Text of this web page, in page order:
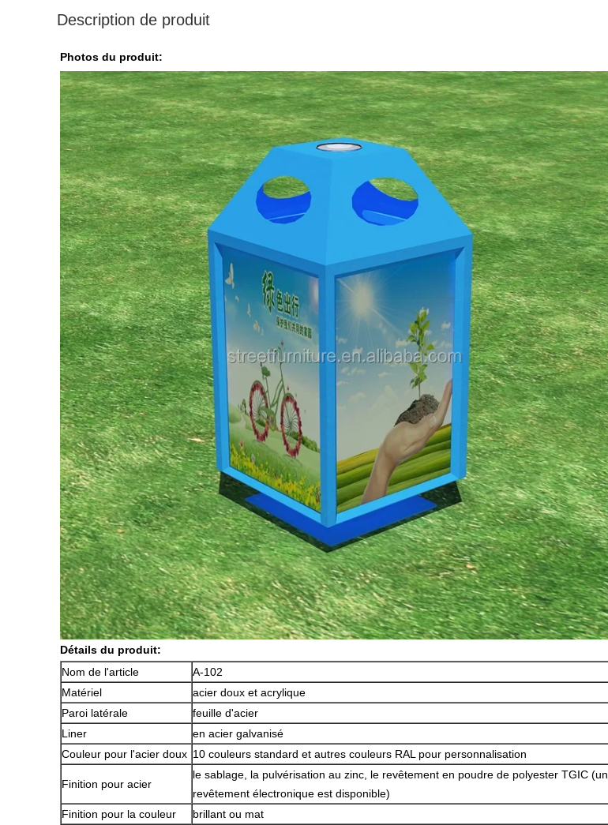
Description de produit
Photos du produit:
Détails du produit:
Nom de l'article
A-102
Matériel
acier doux et acrylique
Paroi latérale
feuille d'acier
Liner
en acier galvanisé
Couleur pour l'acier doux 10 couleurs standard et autres couleurs RAL pour personnalisation
Finition pour acier
le sablage, la pulvérisation au zinc, le revêtement en poudre de polyester TGIC (un
revêtement électronique est disponible)
Finition pour la couleur
brillant ou mat